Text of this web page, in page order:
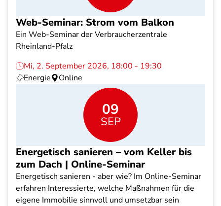
Web-Seminar: Strom vom Balkon
Ein Web-Seminar der Verbraucherzentrale
Rheinland-Pfalz
Mi, 2. September 2026, 18:00 - 19:30
Energie
Online
09
SEP
Energetisch sanieren – vom Keller bis
zum Dach | Online-Seminar
Energetisch sanieren - aber wie? Im Online-Seminar
erfahren Interessierte, welche Maßnahmen für die
eigene Immobilie sinnvoll und umsetzbar sein